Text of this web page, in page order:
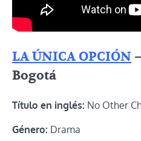
LA ÚNICA OPCIÓN
Bogotá
Título en inglés: No Other
Género: Drama